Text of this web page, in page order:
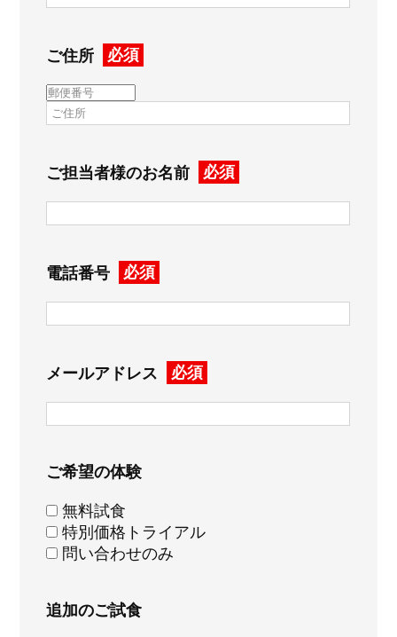
ご住所 必須
ご担当者様のお名前 必須
電話番号 必須
メールアドレス 必須
ご希望の体験
無料試食
特別価格トライアル
問い合わせのみ
追加のご試食